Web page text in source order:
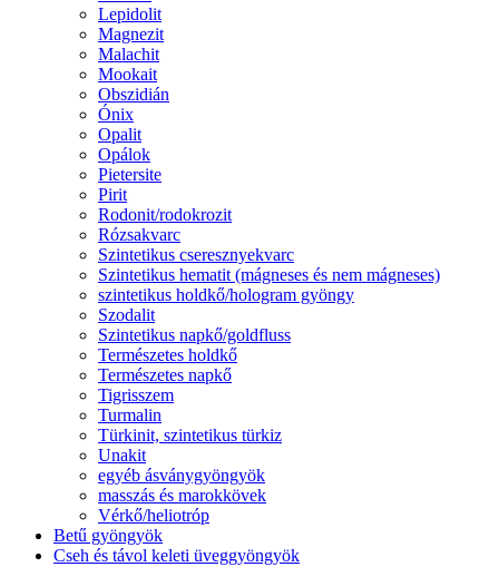
Lepidolit
Magnezit
Malachit
Mookait
Obszidián
Ónix
Opalit
Opálok
Pietersite
Pirit
Rodonit/rodokrozit
Rózsakvarc
Szintetikus cseresznyekvarc
Szintetikus hematit (mágneses és nem mágneses)
szintetikus holdkő/hologram gyöngy
Szodalit
Szintetikus napkő/goldfluss
Természetes holdkő
Természetes napkő
Tigrisszem
Turmalin
Türkinit, szintetikus türkiz
Unakit
egyéb ásványgyöngyök
masszás és marokkövek
Vérkő/heliotróp
Betű gyöngyök
Cseh és távol keleti üveggyöngyök